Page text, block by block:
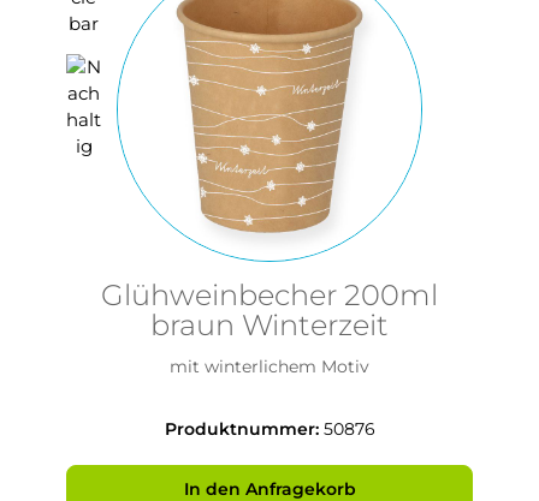
Glühweinbecher 200ml
braun Winterzeit
mit winterlichem Motiv
Produktnummer: 50876
In den Anfragekorb